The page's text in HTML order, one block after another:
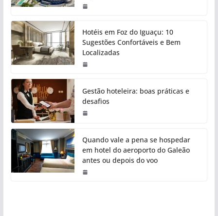
Hotéis em Foz do Iguaçu: 10
Sugestões Confortáveis e Bem
Localizadas
Gestão hoteleira: boas práticas e
desafios
Quando vale a pena se hospedar
em hotel do aeroporto do Galeão
antes ou depois do voo